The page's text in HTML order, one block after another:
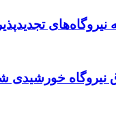
نیروگاه‌های
نیروگاه